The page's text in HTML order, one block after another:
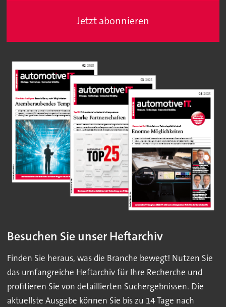
Jetzt abonnieren
Besuchen Sie unser Heftarchiv
Finden Sie heraus, was die Branche bewegt! Nutzen Sie
das umfangreiche Heftarchiv für Ihre Recherche und
profitieren Sie von detaillierten Suchergebnissen. Die
aktuellste Ausgabe können Sie bis zu 14 Tage nach